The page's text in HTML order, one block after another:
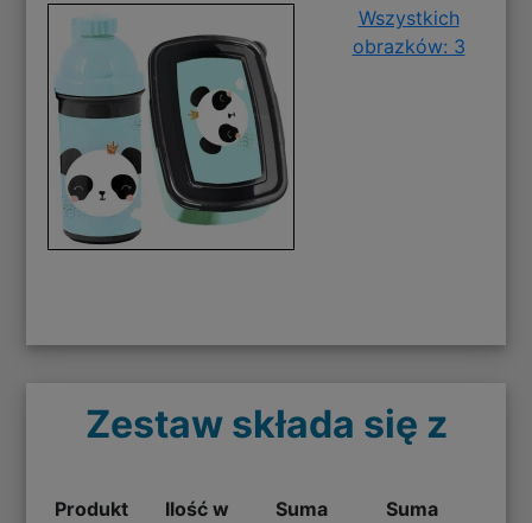
Wszystkich
obrazków: 3
Zestaw składa się z
Produkt
Ilość w
Suma
Suma